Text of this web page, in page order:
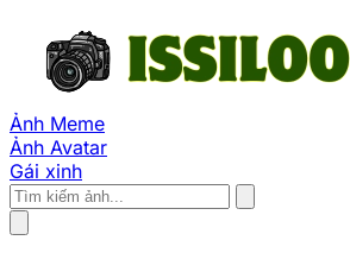
Ảnh Meme
Ảnh Avatar
Gái xinh